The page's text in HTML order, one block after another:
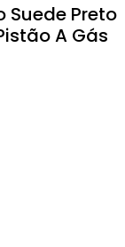
Suede Preto
A Gás